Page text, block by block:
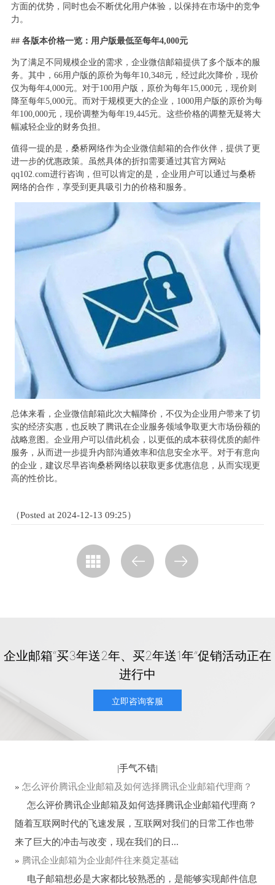
方面的优势，同时也会不断优化用户体验，以保持在市场中的竞争
力。
## 各版本价格一览：用户版最低至每年4,000元
为了满足不同规模企业的需求，企业微信邮箱提供了多个版本的服
务。其中，66用户版的原价为每年10,348元，经过此次降价，现价
仅为每年4,000元。对于100用户版，原价为每年15,000元，现价则
降至每年5,000元。而对于规模更大的企业，1000用户版的原价为每
年100,000元，现价调整为每年19,445元。这些价格的调整无疑将大
幅减轻企业的财务负担。
值得一提的是，桑桥网络作为企业微信邮箱的合作伙伴，提供了更
进一步的优惠政策。虽然具体的折扣需要通过其官方网站
qq102.com进行咨询，但可以肯定的是，企业用户可以通过与桑桥
网络的合作，享受到更具吸引力的价格和服务。
总体来看，企业微信邮箱此次大幅降价，不仅为企业用户带来了切
实的经济实惠，也反映了腾讯在企业服务领域争取更大市场份额的
战略意图。企业用户可以借此机会，以更低的成本获得优质的邮件
服务，从而进一步提升内部沟通效率和信息安全水平。对于有意向
的企业，建议尽早咨询桑桥网络以获取更多优惠信息，从而实现更
高的性价比。
（Posted at 2024-12-13 09:25）
企业邮箱“买3年送2年、买2年送1年”促销活动正在
进行中
立即咨询客服
|手气不错|
» ​怎么评价腾讯企业邮箱及如何选择腾讯企业邮箱代理商？
怎么评价腾讯企业邮箱及如何选择腾讯企业邮箱代理商？
随着互联网时代的飞速发展，互联网对我们的日常工作也带
来了巨大的冲击与改变，现在我们的日...
» 腾讯企业邮箱为企业邮件往来奠定基础
电子邮箱想必是大家都比较熟悉的，是能够实现邮件信息